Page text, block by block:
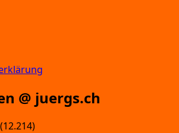
@ juergs.ch
(12.214)